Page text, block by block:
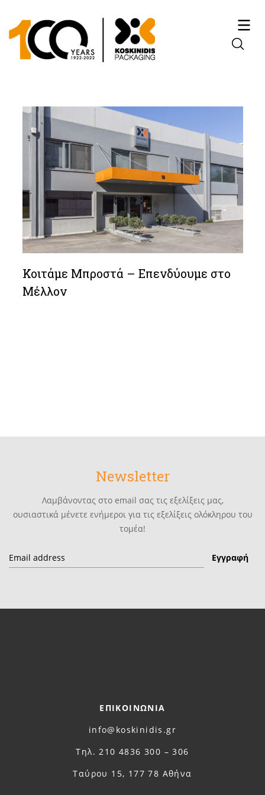
Κοιτάμε Μπροστά – Επενδύουμε στο
Μέλλον
Newsletter
Λαμβάνοντας στο email σας τις εξελίξεις μας,
ουσιαστικά μένετε ενήμεροι για τις εξελίξεις ολόκληρου του
τομέα!
ΕΠΙΚΟΙΝΩΝΙΑ
info@koskinidis.gr
Τηλ. 210 4836 300 – 306
Ταύρου 15, 177 78 Αθήνα